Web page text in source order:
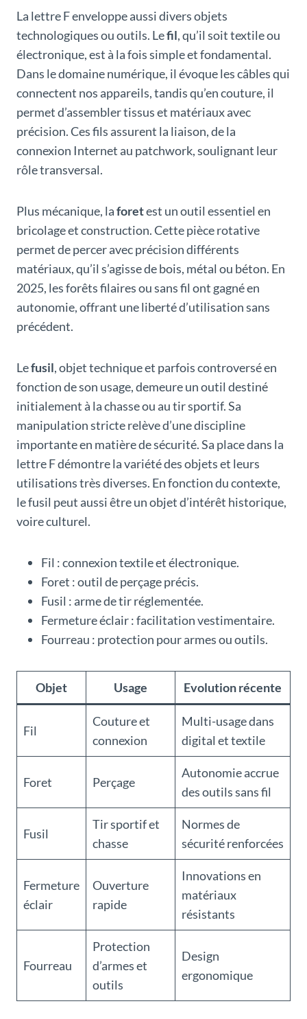
La lettre F enveloppe aussi divers objets
technologiques ou outils. Lefil, qu’il soit textile ou
électronique, est à la fois simple et fondamental.
Dans le domaine numérique, il évoque les câbles qui
connectent nos appareils, tandis qu’en couture, il
permet d’assembler tissus et matériaux avec
précision. Ces fils assurent la liaison, de la
connexion Internet au patchwork, soulignant leur
rôle transversal.
Plus mécanique, laforetest un outil essentiel en
bricolage et construction. Cette pièce rotative
permet de percer avec précision différents
matériaux, qu’il s’agisse de bois, métal ou béton. En
2025, les forêts filaires ou sans fil ont gagné en
autonomie, offrant une liberté d’utilisation sans
précédent.
Lefusil, objet technique et parfois controversé en
fonction de son usage, demeure un outil destiné
initialement à la chasse ou au tir sportif. Sa
manipulation stricte relève d’une discipline
importante en matière de sécurité. Sa place dans la
lettre F démontre la variété des objets et leurs
utilisations très diverses. En fonction du contexte,
le fusil peut aussi être un objet d’intérêt historique,
voire culturel.
Fil : connexion textile et électronique.
Foret : outil de perçage précis.
Fusil : arme de tir réglementée.
Fermeture éclair : facilitation vestimentaire.
Fourreau : protection pour armes ou outils.
Objet Usage Evolution récente
Fil
Couture et
connexion
Multi-usage dans
digital et textile
Foret Perçage
Autonomie accrue
des outils sans fil
Fusil
Tir sportif et
chasse
Normes de
sécurité renforcées
Fermeture
éclair
Ouverture
rapide
Innovations en
matériaux
résistants
Fourreau
Protection
d’armes et
outils
Design
ergonomique